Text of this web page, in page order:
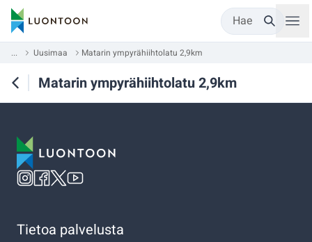
Hae
... Uusimaa Matarin ympyrähiihtolatu 2,9km
Matarin ympyrähiihtolatu 2,9km
Tietoa palvelusta